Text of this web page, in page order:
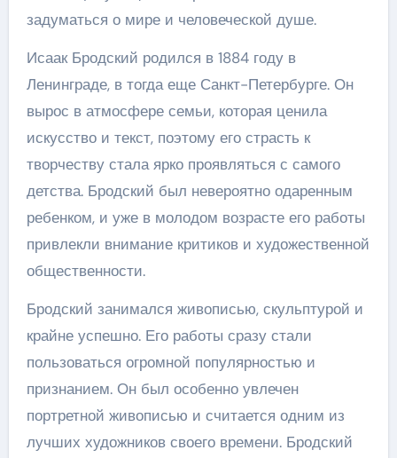
задуматься о мире и человеческой душе.
Исаак Бродский родился в 1884 году в
Ленинграде, в тогда еще Санкт-Петербурге. Он
вырос в атмосфере семьи, которая ценила
искусство и текст, поэтому его страсть к
творчеству стала ярко проявляться с самого
детства. Бродский был невероятно одаренным
ребенком, и уже в молодом возрасте его работы
привлекли внимание критиков и художественной
общественности.
Бродский занимался живописью, скульптурой и
крайне успешно. Его работы сразу стали
пользоваться огромной популярностью и
признанием. Он был особенно увлечен
портретной живописью и считается одним из
лучших художников своего времени. Бродский